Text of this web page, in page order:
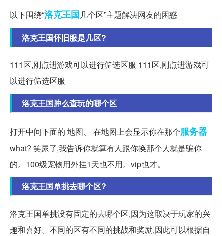
以下围绕“洛克王国几个区”主题解决网友的困惑
洛克王国怀旧服是几区?
111区,刚点进游戏可以进行筛选区服 111区,刚点进游戏可
以进行筛选区服
洛克王国肿么查玩的哪个区
打开中间下面的 地图、 在地图上会显示你在那个服务器
what? 笑尿了,我告诉你就算有人跟你换那个人就是骗你
的。100级宠物用外挂1天也不用。vip也才。
洛克王国单挑去哪个区?
洛克王国单挑没有固定的去哪个区,因为这取决于玩家的兴
趣和喜好。不同的区有不同的挑战和奖励,因此可以根据自